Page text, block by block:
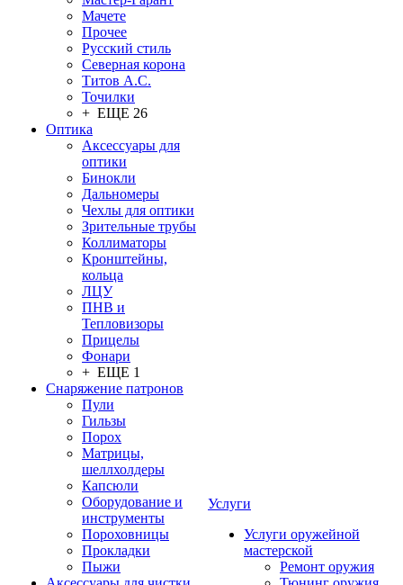
Мачете
Прочее
Русский стиль
Северная корона
Титов А.С.
Точилки
+ ЕЩЕ 26
Оптика
Аксессуары для
оптики
Бинокли
Дальномеры
Чехлы для оптики
Зрительные трубы
Коллиматоры
Кронштейны,
кольца
ЛЦУ
ПНВ и
Тепловизоры
Прицелы
Фонари
+ ЕЩЕ 1
Снаряжение патронов
Пули
Гильзы
Порох
Матрицы,
шеллхолдеры
Капсюли
Оборудование и
инструменты
Пороховницы
Прокладки
Пыжи
Услуги
Услуги оружейной
мастерской
Ремонт оружия